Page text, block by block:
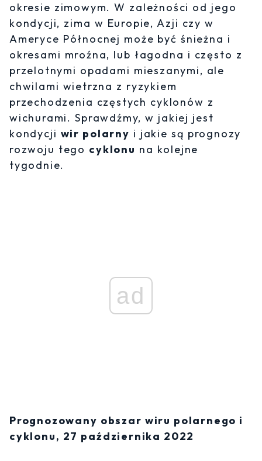
okresie zimowym. W zależności od jego
kondycji, zima w Europie, Azji czy w
Ameryce Północnej może być śnieżna i
okresami mroźna, lub łagodna i często z
przelotnymi opadami mieszanymi, ale
chwilami wietrzna z ryzykiem
przechodzenia częstych cyklonów z
wichurami. Sprawdźmy, w jakiej jest
kondycji wir polarny i jakie są prognozy
rozwoju tego cyklonu na kolejne
tygodnie.
ad
Prognozowany obszar wiru polarnego i
cyklonu, 27 października 2022